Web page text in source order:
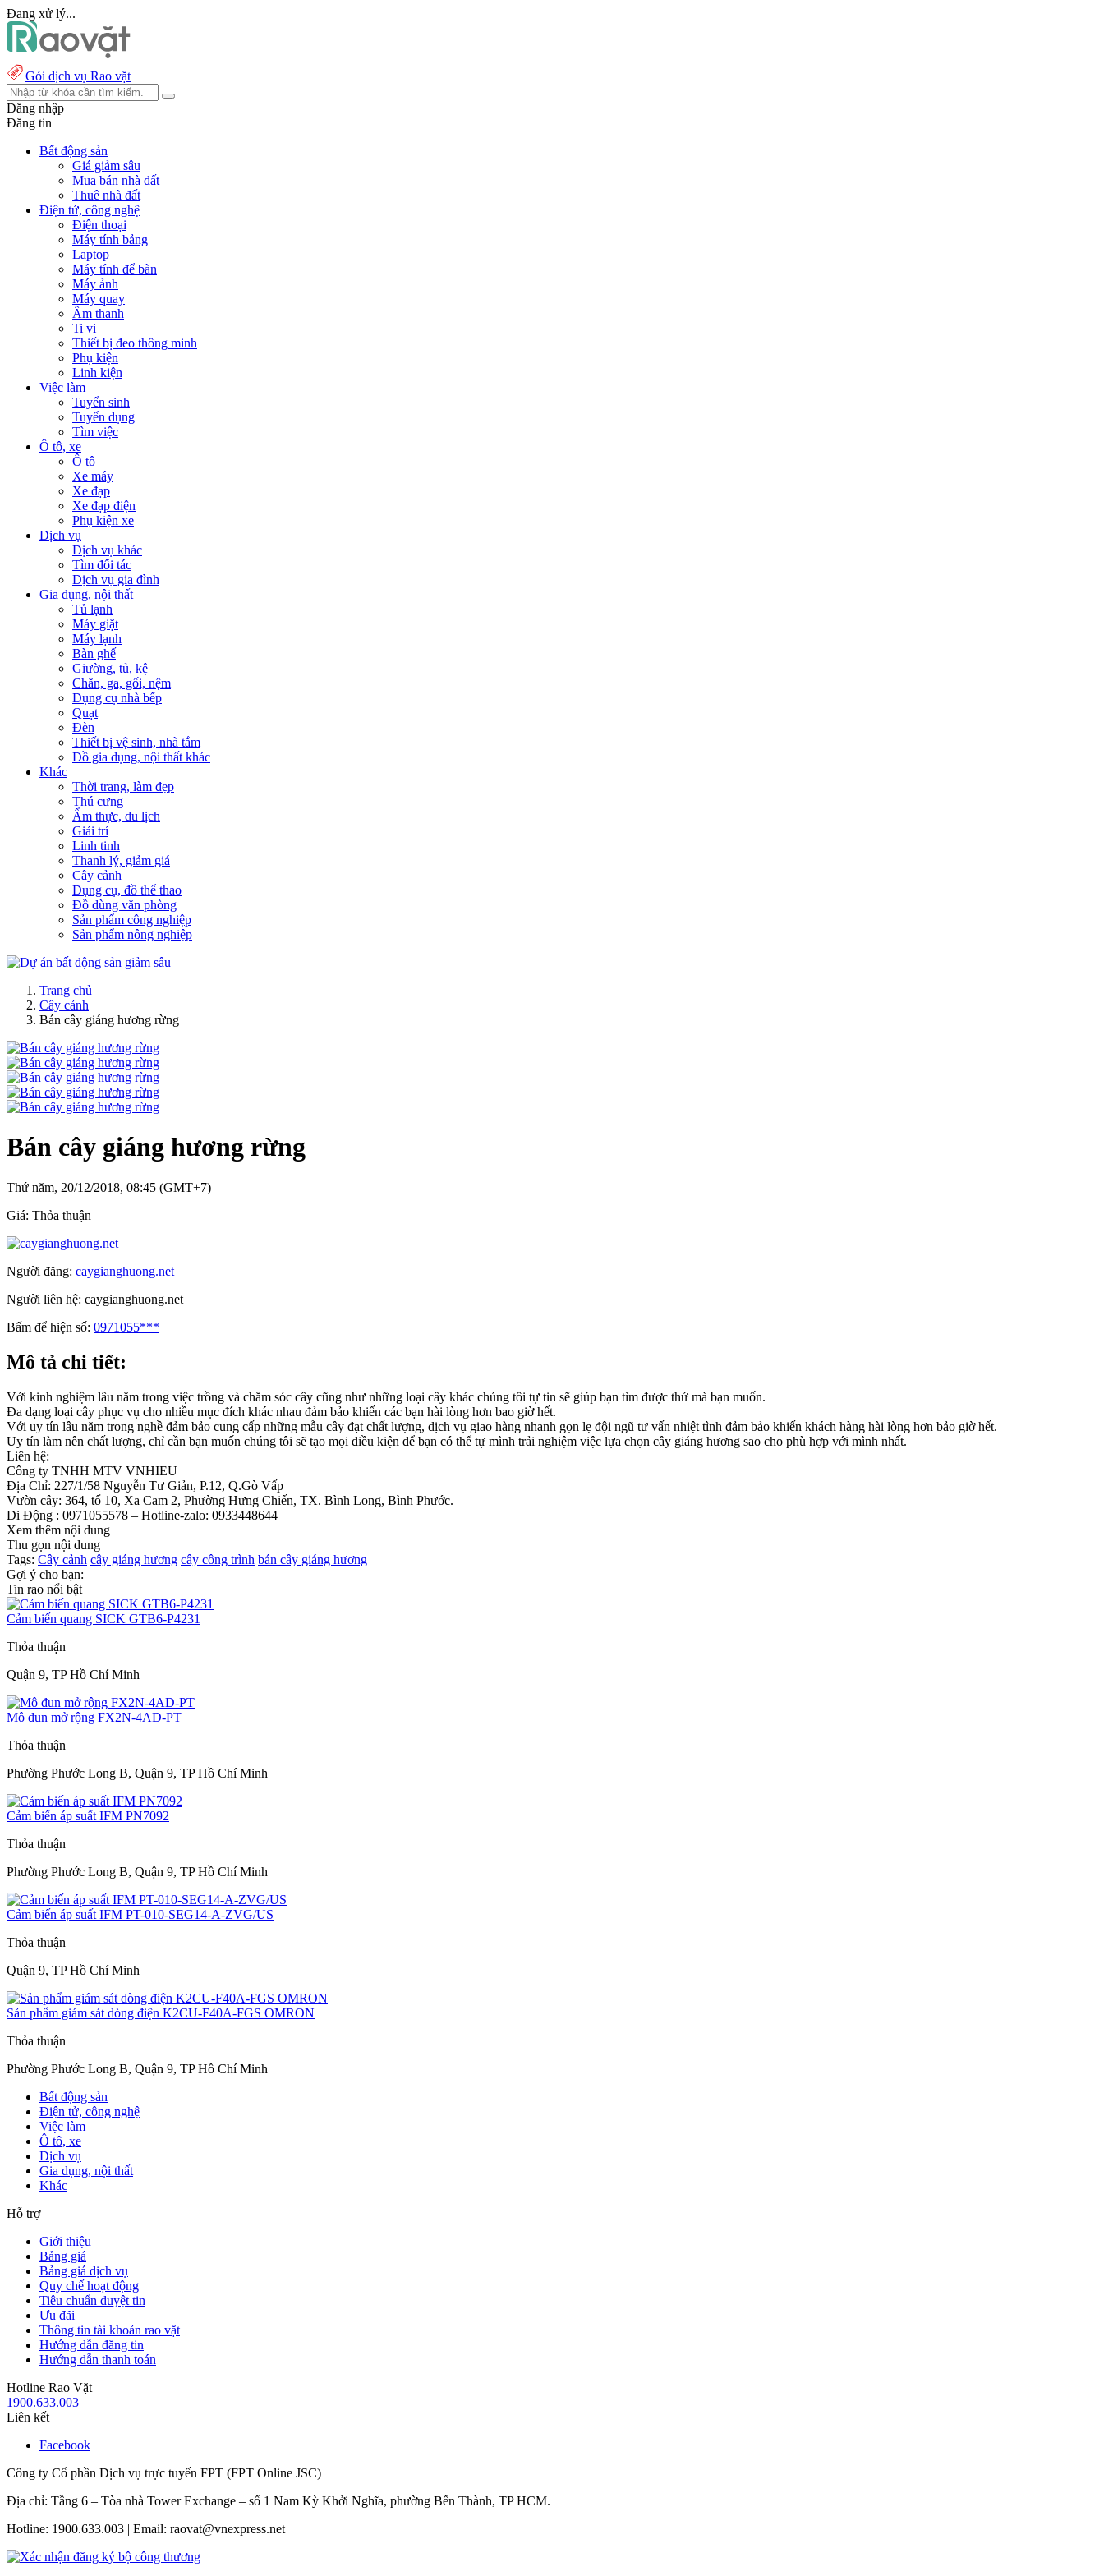
Đang xử lý...
Gói dịch vụ Rao vặt
Đăng nhập
Đăng tin
Bất động sản
Giá giảm sâu
Mua bán nhà đất
Thuê nhà đất
Điện tử, công nghệ
Điện thoại
Máy tính bảng
Laptop
Máy tính để bàn
Máy ảnh
Máy quay
Âm thanh
Ti vi
Thiết bị đeo thông minh
Phụ kiện
Linh kiện
Việc làm
Tuyển sinh
Tuyển dụng
Tìm việc
Ô tô, xe
Ô tô
Xe máy
Xe đạp
Xe đạp điện
Phụ kiện xe
Dịch vụ
Dịch vụ khác
Tìm đối tác
Dịch vụ gia đình
Gia dụng, nội thất
Tủ lạnh
Máy giặt
Máy lạnh
Bàn ghế
Giường, tủ, kệ
Chăn, ga, gối, nệm
Dụng cụ nhà bếp
Quạt
Đèn
Thiết bị vệ sinh, nhà tắm
Đồ gia dụng, nội thất khác
Khác
Thời trang, làm đẹp
Thú cưng
Ẩm thực, du lịch
Giải trí
Linh tinh
Thanh lý, giảm giá
Cây cảnh
Dụng cụ, đồ thể thao
Đồ dùng văn phòng
Sản phẩm công nghiệp
Sản phẩm nông nghiệp
Trang chủ
Cây cảnh
Bán cây giáng hương rừng
Bán cây giáng hương rừng
Thứ năm, 20/12/2018, 08:45 (GMT+7)
Giá: Thỏa thuận
Người đăng: caygianghuong.net
Người liên hệ: caygianghuong.net
Bấm để hiện số: 0971055***
Mô tả chi tiết:
Với kinh nghiệm lâu năm trong việc trồng và chăm sóc cây cũng như những loại cây khác chúng tôi tự tin sẽ giúp bạn tìm được thứ mà bạn muốn.
Đa dạng loại cây phục vụ cho nhiều mục đích khác nhau đảm bảo khiến các bạn hài lòng hơn bao giờ hết.
Với uy tín lâu năm trong nghề đảm bảo cung cấp những mẫu cây đạt chất lượng, dịch vụ giao hàng nhanh gọn lẹ đội ngũ tư vấn nhiệt tình đảm bảo khiến khách hàng hài lòng hơn bảo giờ hết.
Uy tín làm nên chất lượng, chỉ cần bạn muốn chúng tôi sẽ tạo mọi điều kiện để bạn có thể tự mình trải nghiệm việc lựa chọn cây giáng hương sao cho phù hợp với mình nhất.
Liên hệ:
Công ty TNHH MTV VNHIEU
Địa Chỉ: 227/1/58 Nguyễn Tư Giản, P.12, Q.Gò Vấp
Vườn cây: 364, tổ 10, Xa Cam 2, Phường Hưng Chiến, TX. Bình Long, Bình Phước.
Di Động : 0971055578 – Hotline-zalo: 0933448644
Xem thêm nội dung
Thu gọn nội dung
Tags: Cây cảnh cây giáng hương cây công trình bán cây giáng hương
Gợi ý cho bạn:
Tin rao nổi bật
Cảm biến quang SICK GTB6-P4231
Thỏa thuận
Quận 9, TP Hồ Chí Minh
Mô đun mở rộng FX2N-4AD-PT
Thỏa thuận
Phường Phước Long B, Quận 9, TP Hồ Chí Minh
Cảm biến áp suất IFM PN7092
Thỏa thuận
Phường Phước Long B, Quận 9, TP Hồ Chí Minh
Cảm biến áp suất IFM PT-010-SEG14-A-ZVG/US
Thỏa thuận
Quận 9, TP Hồ Chí Minh
Sản phẩm giám sát dòng điện K2CU-F40A-FGS OMRON
Thỏa thuận
Phường Phước Long B, Quận 9, TP Hồ Chí Minh
Bất động sản
Điện tử, công nghệ
Việc làm
Ô tô, xe
Dịch vụ
Gia dụng, nội thất
Khác
Hỗ trợ
Giới thiệu
Bảng giá
Bảng giá dịch vụ
Quy chế hoạt động
Tiêu chuẩn duyệt tin
Ưu đãi
Thông tin tài khoản rao vặt
Hướng dẫn đăng tin
Hướng dẫn thanh toán
Hotline Rao Vặt
1900.633.003
Liên kết
Facebook
Công ty Cổ phần Dịch vụ trực tuyến FPT (FPT Online JSC)
Địa chỉ: Tầng 6 – Tòa nhà Tower Exchange – số 1 Nam Kỳ Khởi Nghĩa, phường Bến Thành, TP HCM.
Hotline: 1900.633.003 | Email: raovat@vnexpress.net